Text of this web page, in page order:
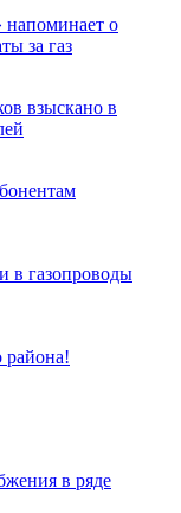
напоминает о
за газ
взыскано в
в газопроводы
района!
в ряде